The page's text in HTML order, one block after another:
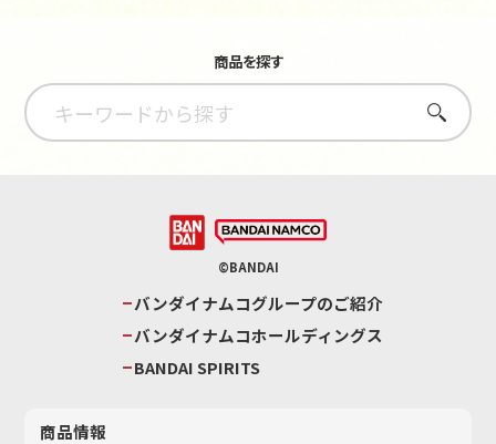
商品を探す
さがす
©BANDAI
バンダイナムコグループのご紹介
バンダイナムコホールディングス
BANDAI SPIRITS
商品情報